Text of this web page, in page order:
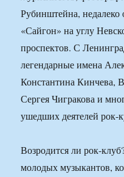
Рубинштейна, недалеко
«Сайгон» на углу
проспектов. С
легендарные имена
Константина Кинчева,
Сергея Чигракова и
ушедших деятелей рок-
Возродится ли рок-
молодых музыкантов,